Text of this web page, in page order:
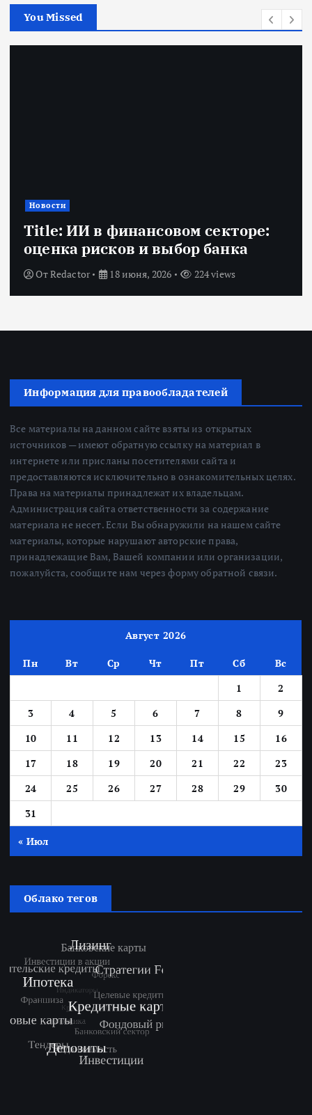
You Missed
Новости
Title: ИИ в финансовом секторе:
оценка рисков и выбор банка
ОтRedactor 18 июня, 2026 224 views
Информация для правообладателей
Все материалы на данном сайте взяты из открытых
источников — имеют обратную ссылку на материал в
интернете или присланы посетителями сайта и
предоставляются исключительно в ознакомительных целях.
Права на материалы принадлежат их владельцам.
Администрация сайта ответственности за содержание
материала не несет. Если Вы обнаружили на нашем сайте
материалы, которые нарушают авторские права,
принадлежащие Вам, Вашей компании или организации,
пожалуйста, сообщите нам через форму обратной связи.
Август 2026
Пн Вт Ср Чт Пт Сб
Вс
1
2
3
4 5 6 7 8
9
10
11 12 13 14 15
16
17
18 19 20 21 22
23
24
25 26 27 28 29
30
31
« Июл
Облако тегов